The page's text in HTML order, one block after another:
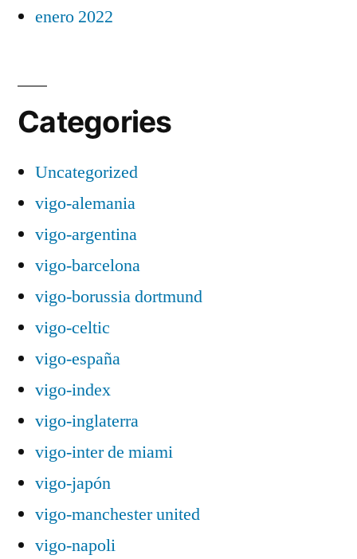
enero 2022
Categories
Uncategorized
vigo-alemania
vigo-argentina
vigo-barcelona
vigo-borussia dortmund
vigo-celtic
vigo-españa
vigo-index
vigo-inglaterra
vigo-inter de miami
vigo-japón
vigo-manchester united
vigo-napoli